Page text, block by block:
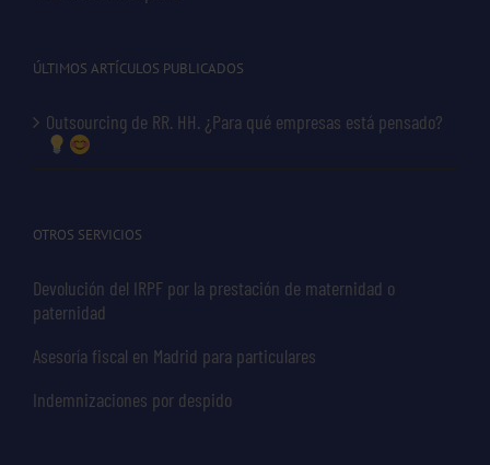
ÚLTIMOS ARTÍCULOS PUBLICADOS
Outsourcing de RR. HH. ¿Para qué empresas está pensado?
OTROS SERVICIOS
Devolución del IRPF por la prestación de maternidad o
paternidad
Asesoría fiscal en Madrid para particulares
Indemnizaciones por despido